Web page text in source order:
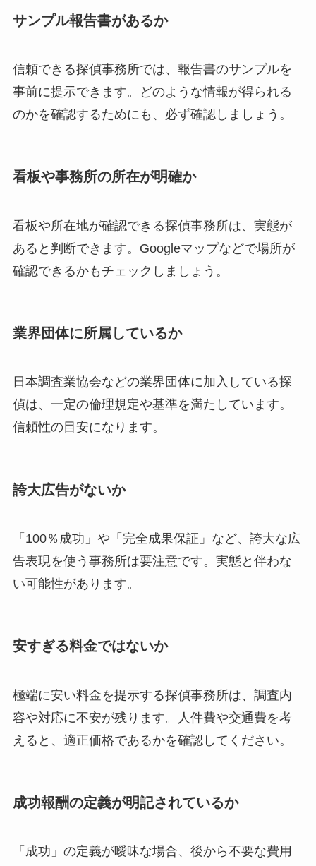
サンプル報告書があるか
信頼できる探偵事務所では、報告書のサンプルを
事前に提示できます。どのような情報が得られる
のかを確認するためにも、必ず確認しましょう。
看板や事務所の所在が明確か
看板や所在地が確認できる探偵事務所は、実態が
あると判断できます。Googleマップなどで場所が
確認できるかもチェックしましょう。
業界団体に所属しているか
日本調査業協会などの業界団体に加入している探
偵は、一定の倫理規定や基準を満たしています。
信頼性の目安になります。
誇大広告がないか
「100％成功」や「完全成果保証」など、誇大な広
告表現を使う事務所は要注意です。実態と伴わな
い可能性があります。
安すぎる料金ではないか
極端に安い料金を提示する探偵事務所は、調査内
容や対応に不安が残ります。人件費や交通費を考
えると、適正価格であるかを確認してください。
成功報酬の定義が明記されているか
「成功」の定義が曖昧な場合、後から不要な費用